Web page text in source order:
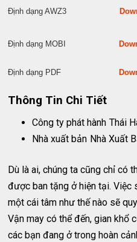
Định dạng AWZ3
Định dạng MOBI
Định dạng PDF
Thông Tin Chi Tiết
Công ty phát hành Thái
Nhà xuất bản Nhà Xuất
Dù là ai, chúng ta cũng chỉ có
được ban tặng ở hiện tại. Việc
một cái tâm như thế nào sẽ
Vận may có thể đến, gian khổ
các bạn đang ở trong hoàn